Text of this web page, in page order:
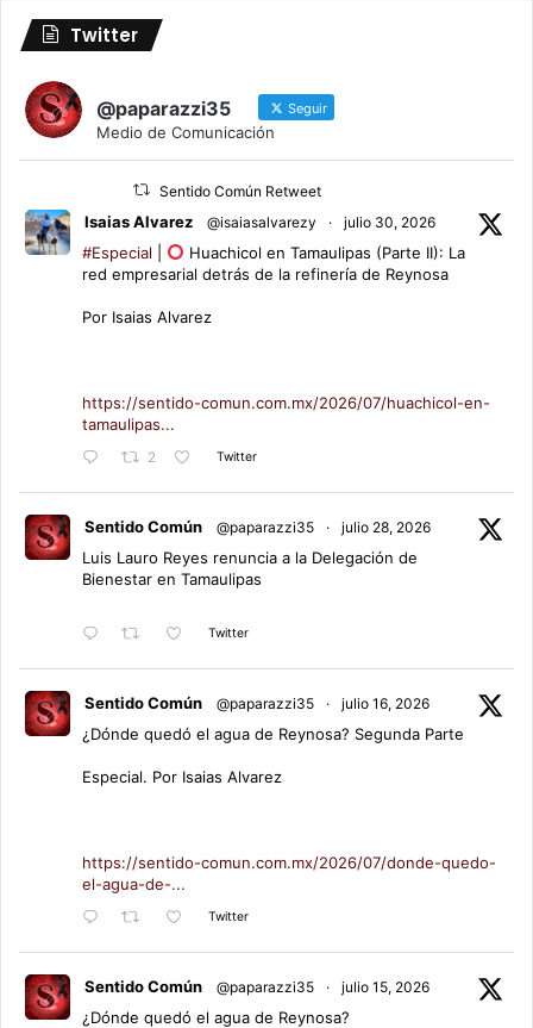
Twitter
@paparazzi35 Seguir
Medio de Comunicación
Sentido Común Retweet
Isaias Alvarez @isaiasalvarezy · julio 30, 2026
#Especial
Huachicol en Tamaulipas (Parte II): La
red empresarial detrás de la refinería de Reynosa
Por Isaias Alvarez
https://sentido-comun.com.mx/2026/07/huachicol-en-
tamaulipas...
2 Twitter
Sentido Común @paparazzi35 · julio 28, 2026
Luis Lauro Reyes renuncia a la Delegación de
Bienestar en Tamaulipas
Twitter
Sentido Común @paparazzi35 · julio 16, 2026
¿Dónde quedó el agua de Reynosa? Segunda Parte
Especial. Por Isaias Alvarez
https://sentido-comun.com.mx/2026/07/donde-quedo-
el-agua-de-...
Twitter
Sentido Común @paparazzi35 · julio 15, 2026
¿Dónde quedó el agua de Reynosa?